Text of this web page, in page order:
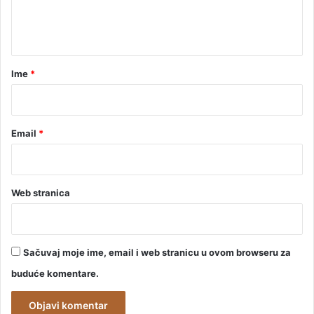
rIme *
Email *
Web stranica
Sačuvaj moje ime, email i web stranicu u ovom browseru za
buduće komentare.